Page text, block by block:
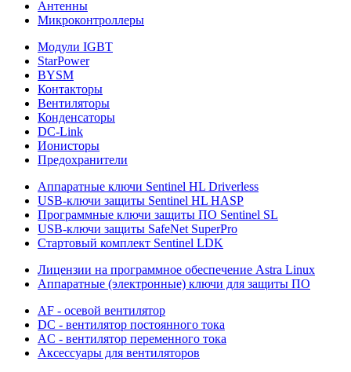
Антенны
Микроконтроллеры
Модули IGBT
StarPower
BYSM
Контакторы
Вентиляторы
Конденсаторы
DC-Link
Ионисторы
Предохранители
Аппаратные ключи Sentinel HL Driverless
USB-ключи защиты Sentinel HL HASP
Программные ключи защиты ПО Sentinel SL
USB-ключи защиты SafeNet SuperPro
Стартовый комплект Sentinel LDK
Лицензии на программное обеспечение Astra Linux
Аппаратные (электронные) ключи для защиты ПО
AF - осевой вентилятор
DC - вентилятор постоянного тока
AC - вентилятор переменного тока
Аксессуары для вентиляторов